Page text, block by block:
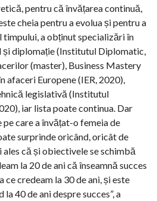
pentru că învățarea continuă,
cheia pentru a evolua și pentru a
timpului, a obținut specializări în
diplomație (Institutul Diplomatic,
(master), Business Mastery
afaceri Europene (IER, 2020),
legislativă (Institutul
iar lista poate continua. Dar
care a învățat-o femeia de
surprinde oricând, oricât de
că și obiectivele se schimbă
la 20 de ani că înseamnă succes
ce credeam la 30 de ani, și este
40 de ani despre succes”, a